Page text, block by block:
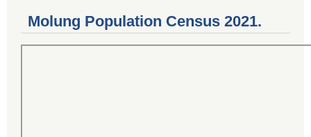
Molung Population Census 2021.